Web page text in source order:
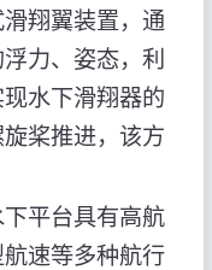
翔翼装置，通
力、姿态，利
水下滑翔器的
桨推进，该方
平台具有高航
速等多种航行